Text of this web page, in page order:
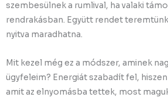
szembesülnek a rumlival, ha valaki
rendrakásban. Együtt rendet
nyitva maradhatna.
Mit kezel még ez a módszer, aminek
ügyfeleim? Energiát szabadít fel,
amit az elnyomásba tettek, most